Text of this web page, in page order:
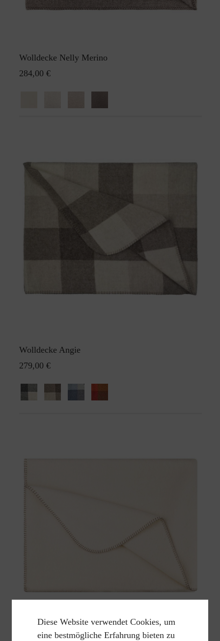
Wolldecke Nelly Merino
284,00 €
Wolldecke Angie
279,00 €
Diese Website verwendet Cookies, um
eine bestmögliche Erfahrung bieten zu